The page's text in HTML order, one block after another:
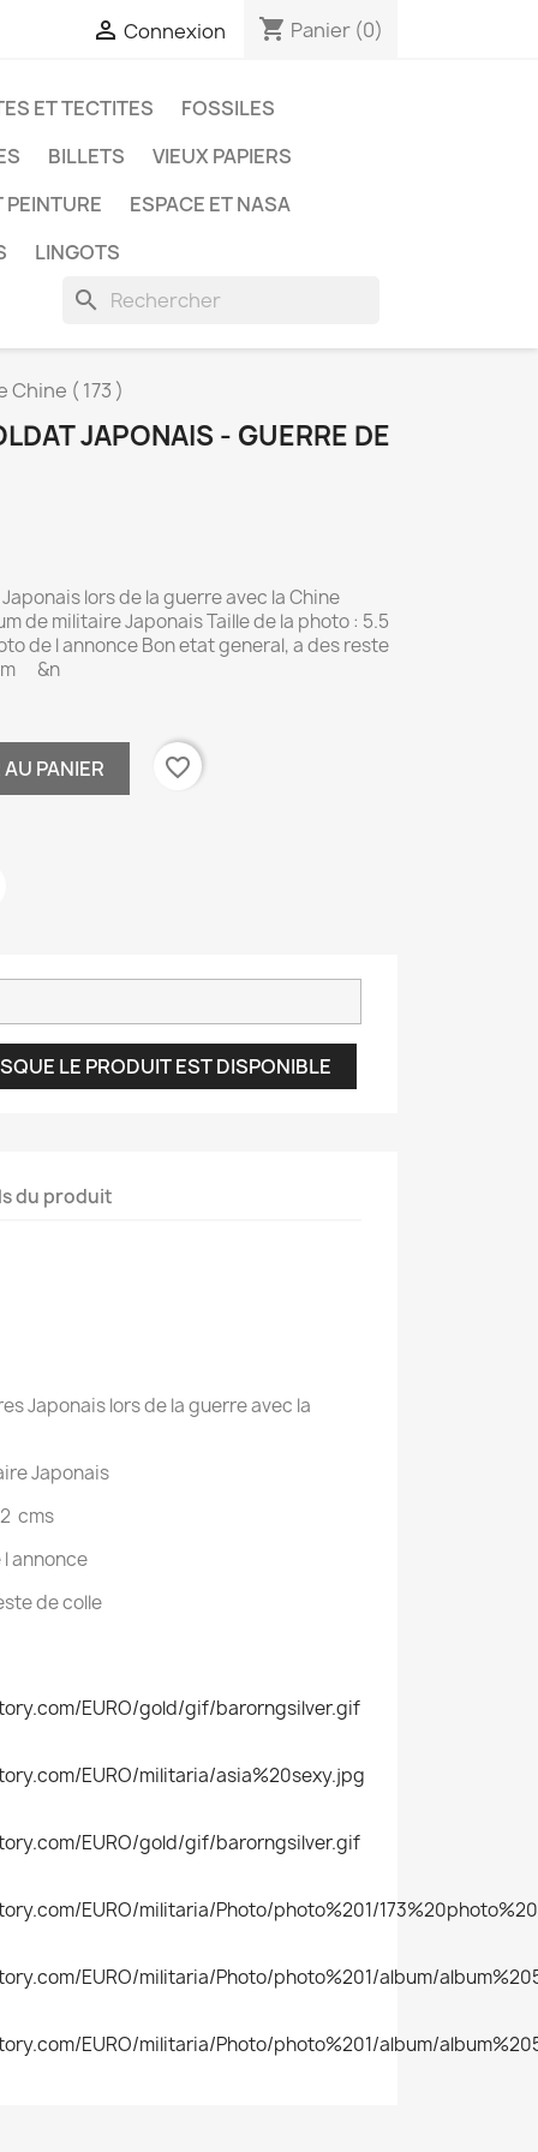
 Connexion shopping_cart Panier (0)
ET TECTITES
FOSSILES
BILLETS
VIEUX PAPIERS
PEINTURE
ESPACE ET NASA
LINGOTS
search
( 173 )
JAPONAIS - GUERRE DE
lors de la guerre avec la Chine
de militaire Japonais Taille de la photo : 5.5
de l annonce Bon etat general, a des reste
&n
PANIER
favorite_border
LE PRODUIT EST DISPONIBLE
du produit
Japonais lors de la guerre avec la
Japonais
cms
annonce
de colle